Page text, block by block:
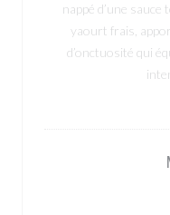
nappé d’une sauce
yaourt frais,
d’onctuosité qui